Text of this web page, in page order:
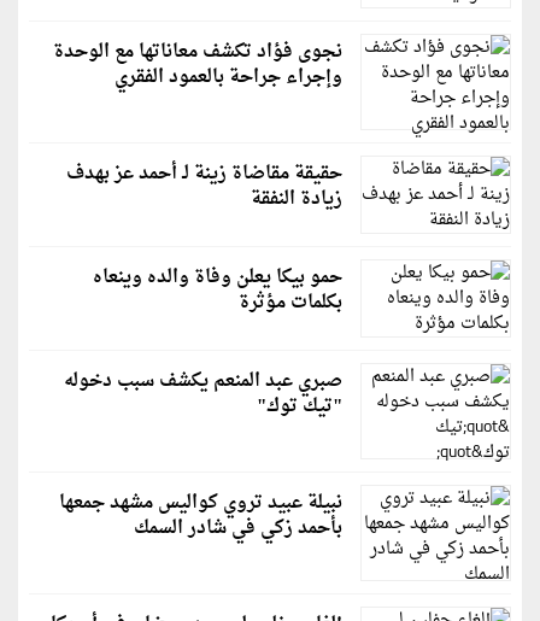
نجوى فؤاد تكشف معاناتها مع الوحدة
وإجراء جراحة بالعمود الفقري
حقيقة مقاضاة زينة لـ أحمد عز بهدف
زيادة النفقة
حمو بيكا يعلن وفاة والده وينعاه
بكلمات مؤثرة
صبري عبد المنعم يكشف سبب دخوله
"تيك توك"
نبيلة عبيد تروي كواليس مشهد جمعها
بأحمد زكي في شادر السمك